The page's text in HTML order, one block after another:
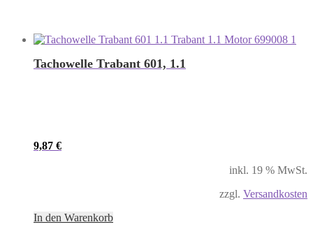
Tachowelle Trabant 601, 1.1
9,87 €
inkl. 19 % MwSt.
zzgl. Versandkosten
In den Warenkorb